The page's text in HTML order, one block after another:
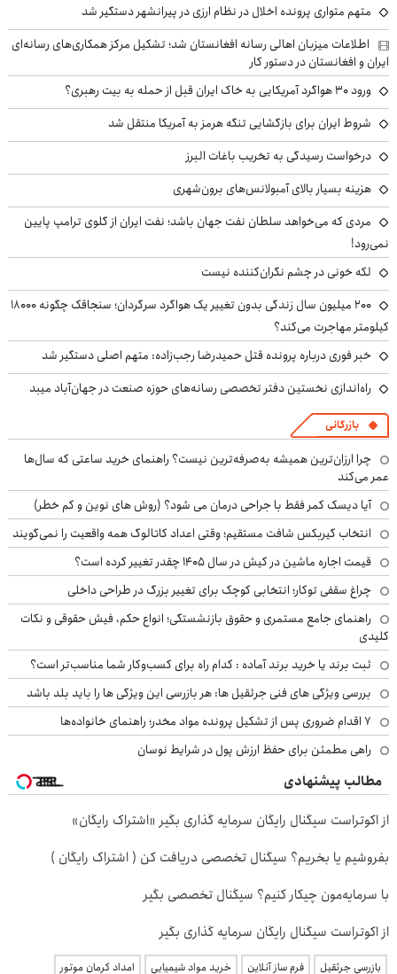
متهم متواری پرونده اخلال در نظام ارزی در پیرانشهر دستگیر شد
اطلاعات میزبان اهالی رسانه افغانستان شد؛ تشکیل مرکز همکاری‌های رسانه‌ای
ایران و افغانستان در دستور کار
ورود ۳۰ هواگرد آمریکایی به خاک ایران قبل از حمله به بیت رهبری؟
شروط ایران برای بازگشایی تنگه هرمز به آمریکا منتقل شد
درخواست رسیدگی به تخریب باغات البرز
هزینه بسیار بالای آمبولانس‌های برون‌شهری
مردی که می‌خواهد سلطان نفت جهان باشد؛ نفت ایران از گلوی ترامپ پایین
نمی‌رود!
لکه خونی در چشم نگران‌کننده نیست
۲۰۰ میلیون سال زندگی بدون تغییر یک هواگرد سرگردان؛ سنجاقک‌ چگونه ۱۸۰۰۰
کیلومتر مهاجرت می‌کند؟
خبر فوری درباره پرونده قتل حمیدرضا رجب‌زاده: متهم اصلی دستگیر شد
راه‌اندازی نخستین دفتر تخصصی رسانه‌های حوزه صنعت در جهان‌آباد میبد
بازرگانی
چرا ارزان‌ترین همیشه به‌صرفه‌ترین نیست؟ راهنمای خرید ساعتی که سال‌ها
عمر می‌کند
آیا دیسک کمر فقط با جراحی درمان می شود؟ (روش های نوین و کم خطر)
انتخاب گیربکس شافت مستقیم؛ وقتی اعداد کاتالوگ همه واقعیت را نمی‌گویند
قیمت اجاره ماشین در کیش در سال ۱۴۰۵ چقدر تغییر کرده است؟
چراغ سقفی توکار؛ انتخابی کوچک برای تغییر بزرگ در طراحی داخلی
راهنمای جامع مستمری و حقوق بازنشستگی؛ انواع حکم، فیش حقوقی و نکات
کلیدی
ثبت برند یا خرید برند آماده : کدام راه برای کسب‌وکار شما مناسب‌تر است؟
بررسی ویژگی های فنی جرثقیل ها: هر بازرسی این ویژگی ها را باید بلد باشد
۷ اقدام ضروری پس از تشکیل پرونده مواد مخدر؛ راهنمای خانواده‌ها
راهی مطمئن برای حفظ ارزش پول در شرایط نوسان
مطالب پیشنهادی
از اکوتراست سیگنال رایگان سرمایه گذاری بگیر «اشتراک رایگان»
بفروشیم یا بخریم؟ سیگنال تخصصی دریافت کن ( اشتراک رایگان )
با سرمایه‌مون چیکار کنیم؟ سیگنال تخصصی بگیر
از اکوتراست سیگنال رایگان سرمایه گذاری بگیر
بازرسی جرثقیل فرم ساز آنلاین خرید مواد شیمیایی امداد کرمان موتور